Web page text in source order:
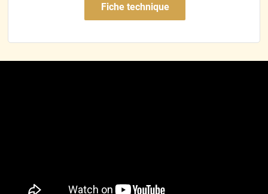
Fiche technique